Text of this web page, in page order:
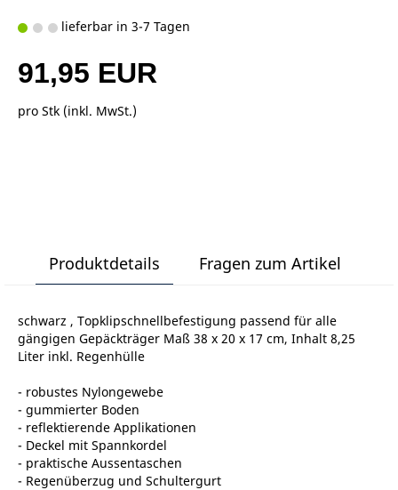
lieferbar in 3-7 Tagen
91,95 EUR
pro Stk (inkl. MwSt.)
Produktdetails Fragen zum Artikel
schwarz , Topklipschnellbefestigung passend für alle
gängigen Gepäckträger Maß 38 x 20 x 17 cm, Inhalt 8,25
Liter inkl. Regenhülle
- robustes Nylongewebe
- gummierter Boden
- reflektierende Applikationen
- Deckel mit Spannkordel
- praktische Aussentaschen
- Regenüberzug und Schultergurt